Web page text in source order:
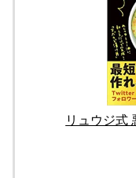
リュウジ式